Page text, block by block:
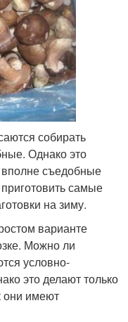
собирать
Однако это
вполне съедобные
самые
на зиму.
варианте
Можно ли
условно-
это делают только
они имеют